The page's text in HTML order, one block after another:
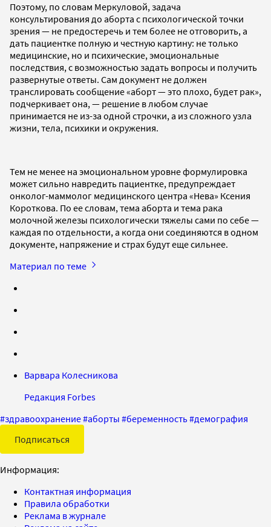
Поэтому, по словам Меркуловой, задача
консультирования до аборта с психологической точки
зрения — не предостеречь и тем более не отговорить, а
дать пациентке полную и честную картину: не только
медицинские, но и психические, эмоциональные
последствия, с возможностью задать вопросы и получить
развернутые ответы. Сам документ не должен
транслировать сообщение «аборт — это плохо, будет рак»,
подчеркивает она, — решение в любом случае
принимается не из-за одной строчки, а из сложного узла
жизни, тела, психики и окружения.
Тем не менее на эмоциональном уровне формулировка
может сильно навредить пациентке, предупреждает
онколог-маммолог медицинского центра «Нева» Ксения
Короткова. По ее словам, тема аборта и тема рака
молочной железы психологически тяжелы сами по себе —
каждая по отдельности, а когда они соединяются в одном
документе, напряжение и страх будут еще сильнее.
Материал по теме
Варвара Колесникова
Редакция Forbes
#здравоохранение#аборты #беременность#демография
Подписаться
Информация:
Контактная информация
Правила обработки
Реклама в журнале